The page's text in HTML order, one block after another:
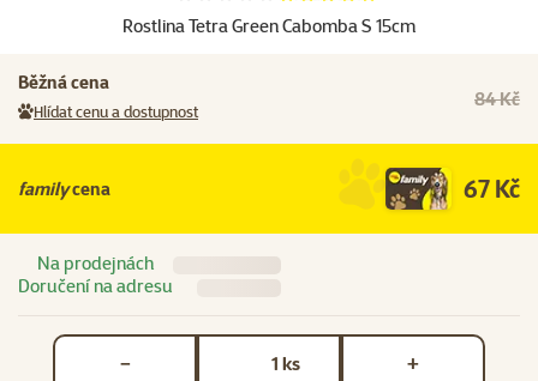
Rostlina Tetra Green Cabomba S 15cm
Běžná cena
Hlídat cenu a dostupnost
84 Kč
familycena 67 Kč
Na prodejnách
Doručení na adresu
ks
− +